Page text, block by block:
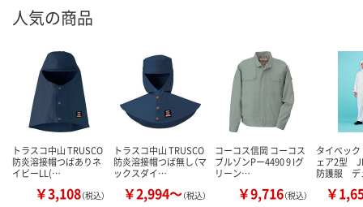
人気の商品
トラスコ中山 TRUSCO
防炎溶接帽つばありネ
イビーLL(…
￥3,108（税込）
トラスコ中山 TRUSCO
防炎溶接帽つば無し（マ
ックスダイ…
￥2,994～（税込）
コーコス信岡 コーコス
ブルゾンPー4490 9 Iグ
リーン…
￥9,716（税込）
タイベッ
ェア2型
防護服 デ
￥